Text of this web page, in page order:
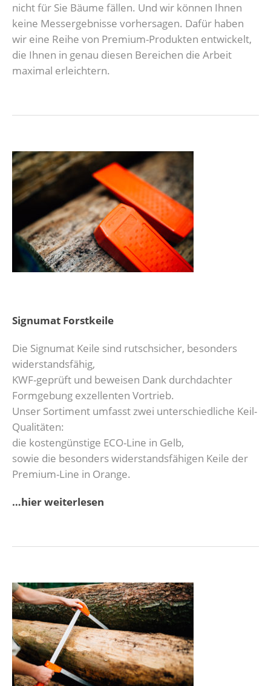
nicht für Sie Bäume fällen. Und wir können Ihnen
keine Messergebnisse vorhersagen. Dafür haben
wir eine Reihe von Premium-Produkten entwickelt,
die Ihnen in genau diesen Bereichen die Arbeit
maximal erleichtern.
Signumat Forstkeile
Die Signumat Keile sind rutschsicher, besonders
widerstandsfähig,
KWF-geprüft und beweisen Dank durchdachter
Formgebung exzellenten Vortrieb.
Unser Sortiment umfasst zwei unterschiedliche Keil-
Qualitäten:
die kostengünstige ECO-Line in Gelb,
sowie die besonders widerstandsfähigen Keile der
Premium-Line in Orange.
…hier weiterlesen